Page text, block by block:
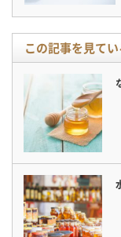
この記事を見て